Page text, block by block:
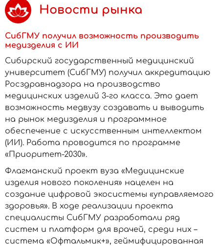
Новости рынка
СибГМУ получил возможность производить
медизделия с ИИ
Сибирский государственный медицинский
университет (СибГМУ) получил аккредитацию
Росздравнадзора на производство
медицинских изделий 3-го класса. Это дает
возможность медвузу создавать и выводить
на рынок медизделия и программное
обеспечение с искусственным интеллектом
(ИИ). Работа проводится по программе
«Приоритет-2030».
Флагманский проект вуза «Медицинские
изделия нового поколения» нацелен на
создание цифровой экосистемы «управляемого
здоровья». В ходе реализации проекта
специалисты СибГМУ разработали ряд
систем и платформ для врачей, среди них –
система «Офтальмик+», геймифицированная